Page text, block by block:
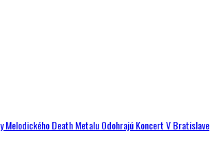
Melodického Death Metalu Odohrajú Koncert V Bratislave